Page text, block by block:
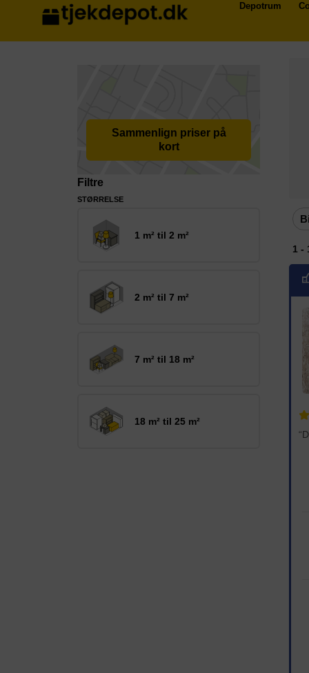
Depotrum
Sammenlign priser på
kort
Filtre
STØRRELSE
1 m² til 2 m²
2 m² til 7 m²
7 m² til 18 m²
18 m² til 25 m²
1 -